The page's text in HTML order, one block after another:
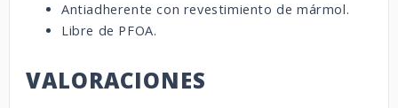
Antiadherente con revestimiento de mármol.
Libre de PFOA.
VALORACIONES